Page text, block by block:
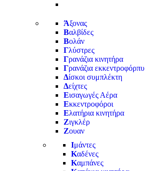
Άξονας
Βαλβίδες
Βολάν
Γλύστρες
Γρανάζια κινητήρα
Γρανάζια εκκεντροφόρπυ
Δίσκοι συμπλέκτη
Δείχτες
Εισαγωγές Αέρα
Εκκεντροφόροι
Ελατήρια κινητήρα
Ζιγκλέρ
Ζουαν
Ιμάντες
Καδένες
Καμπάνες